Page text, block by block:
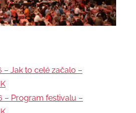
Jak to celé začalo –
– Program festivalu –